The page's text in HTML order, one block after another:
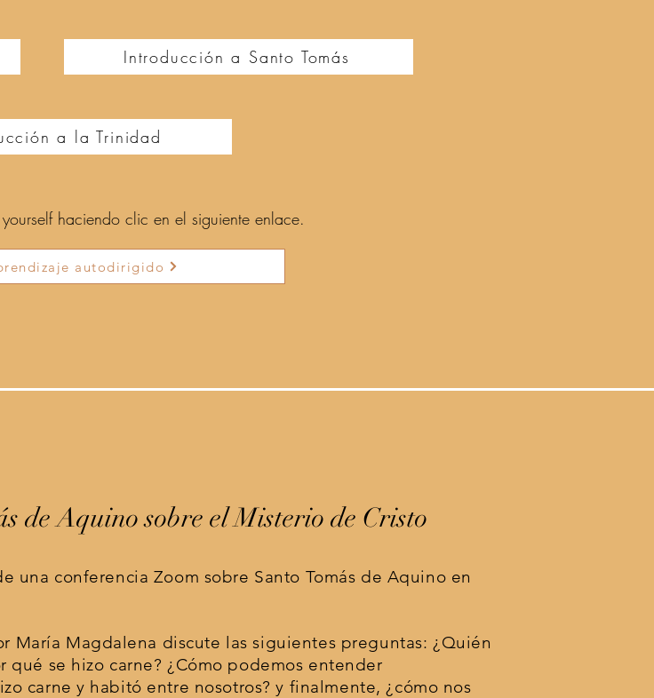
Introducción a Santo Tomás
a la Trinidad
haciendo clic en el siguiente enlace.
autodirigido
de Aquino sobre el Misterio de Cristo
una conferencia Zoom sobre Santo Tomás de Aquino en
María Magdalena discute las siguientes preguntas: ¿Quién
qué se hizo carne? ¿Cómo podemos entender
carne y habitó entre nosotros? y finalmente, ¿cómo nos